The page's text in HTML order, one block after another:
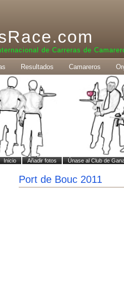
de Carreras de
Resultados Camareros
Inicio Añadir fotos Únase al Club de
Port de Bouc 2011